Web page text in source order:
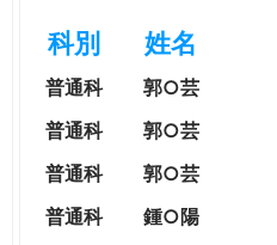
e
科別 姓名
普通科 郭○芸
普通科
郭○芸
普通科
郭○芸
普通科
鍾○陽